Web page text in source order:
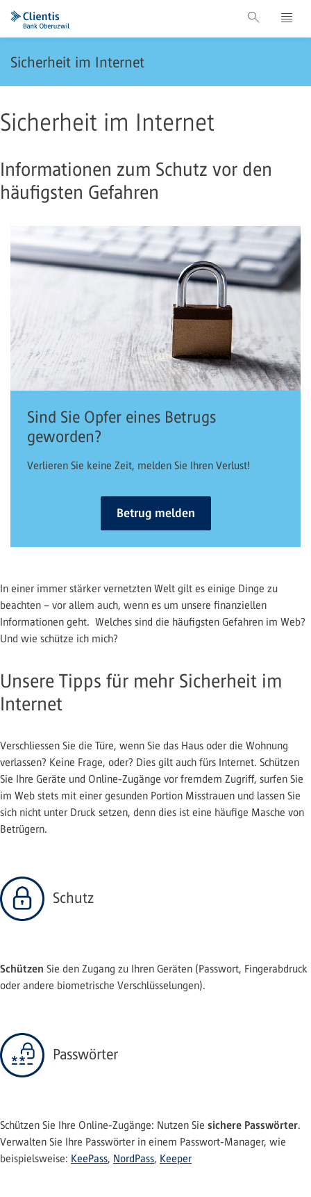
Sicherheit im Internet
Sicherheit im Internet
Informationen zum Schutz vor den
häufigsten Gefahren
Sind Sie Opfer eines Betrugs
geworden?
Verlieren Sie keine Zeit, melden Sie Ihren Verlust!
Betrug melden
In einer immer stärker vernetzten Welt gilt es einige Dinge zu
beachten – vor allem auch, wenn es um unsere finanziellen
Informationen geht. Welches sind die häufigsten Gefahren im Web?
Und wie schütze ich mich?
Unsere Tipps für mehr Sicherheit im
Internet
Verschliessen Sie die Türe, wenn Sie das Haus oder die Wohnung
verlassen? Keine Frage, oder? Dies gilt auch fürs Internet. Schützen
Sie Ihre Geräte und Online-Zugänge vor fremdem Zugriff, surfen Sie
im Web stets mit einer gesunden Portion Misstrauen und lassen Sie
sich nicht unter Druck setzen, denn dies ist eine häufige Masche von
Betrügern.
Schutz
Schützen Sie den Zugang zu Ihren Geräten (Passwort, Fingerabdruck
oder andere biometrische Verschlüsselungen).
Passwörter
Schützen Sie Ihre Online-Zugänge: Nutzen Sie sichere Passwörter.
Verwalten Sie Ihre Passwörter in einem Passwort-Manager, wie
beispielsweise: KeePass, NordPass, Keeper